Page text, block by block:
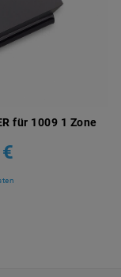
für 1009 1 Zone